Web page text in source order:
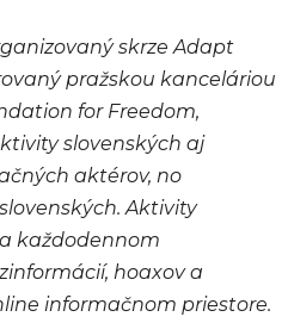
skrze Adapt
pražskou kanceláriou
for Freedom,
slovenských aj
aktérov, no
Aktivity
každodennom
hoaxov a
informačnom priestore.